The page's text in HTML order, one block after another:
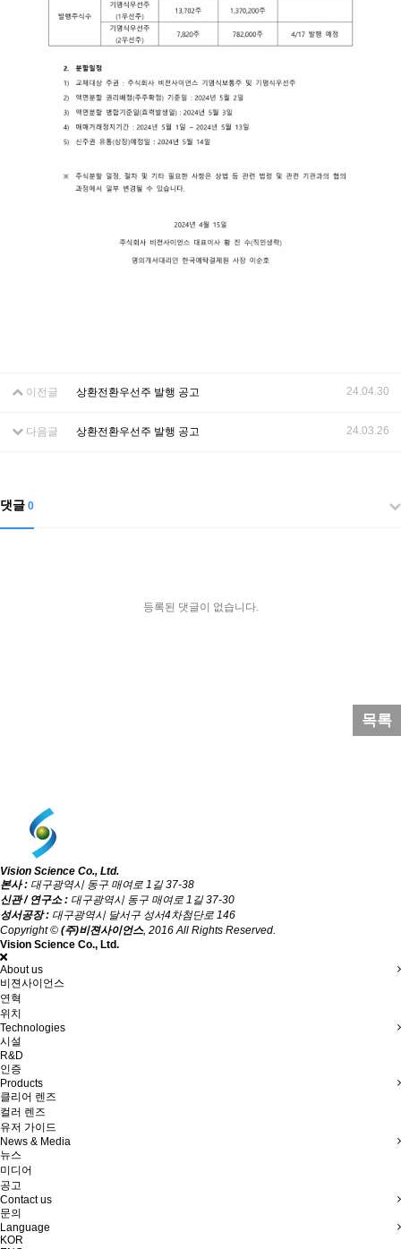
이전글 상환전환우선주 발행 공고 24.04.30
다음글 상환전환우선주 발행 공고 24.03.26
댓글 0
등록된 댓글이 없습니다.
목록
Vision Science Co., Ltd.
본사 : 대구광역시 동구 매여로 1길 37-38
신관 / 연구소 : 대구광역시 동구 매여로 1길 37-30
성서공장 : 대구광역시 달서구 성서4차첨단로 146
Copyright © (주)비젼사이언스, 2016 All Rights Reserved.
Vision Science Co., Ltd.
About us
비젼사이언스
연혁
위치
Technologies
시설
R&D
인증
Products
클리어 렌즈
컬러 렌즈
유저 가이드
News & Media
뉴스
미디어
공고
Contact us
문의
Language
KOR